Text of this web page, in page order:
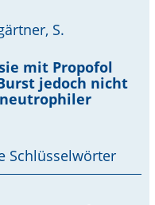
S.
mit Propofol
jedoch nicht
Schlüsselwörter